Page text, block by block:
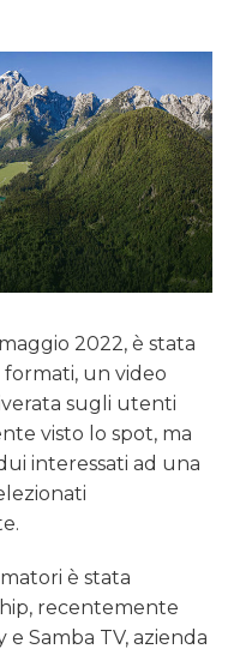
2022, è stata
un video
sugli utenti
visto lo spot, ma
interessati ad una
è stata
recentemente
e Samba TV, azienda